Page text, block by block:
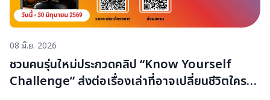
25,000 บาท พร้อมเกียรติบัตรโดยมูลนิธิเอสซีจี เปิดรับผลงาน
https://www.facebook.com/scgfoundation
08 มิ.ย. 2026
ชวนคนรุ่นใหม่ประกวดคลิป “Know Yourself
Challenge” ส่งต่อเรื่องเล่าที่อาจเปลี่ยนชีวิตใคร